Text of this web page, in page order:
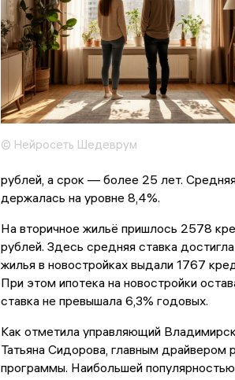
© Нейросеть Шедеврум
рублей, а срок — более 25 лет.
держалась на уровне 8,4%.
На вторичное жильё пришлось 2578
рублей. Здесь средняя ставка
жилья в новостройках выдали 1767
При этом ипотека на новостройки
ставка не превышала 6,3% годовых.
Как отметила управляющий
Татьяна Сидорова, главным драйвером
программы. Наибольшей